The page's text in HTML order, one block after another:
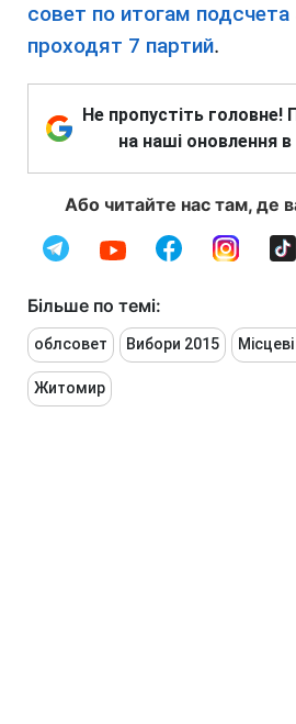
совет по итогам подсчета
проходят 7 партий.
Не пропустіть головне!
на наші оновлення
Або читайте нас там, де
Більше по темі:
облсовет Вибори 2015
Житомир